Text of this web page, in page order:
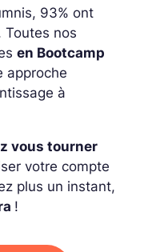
93% ont
Toutes nos
en Bootcamp
approche
à
vous tourner
votre compte
plus un instant,
!